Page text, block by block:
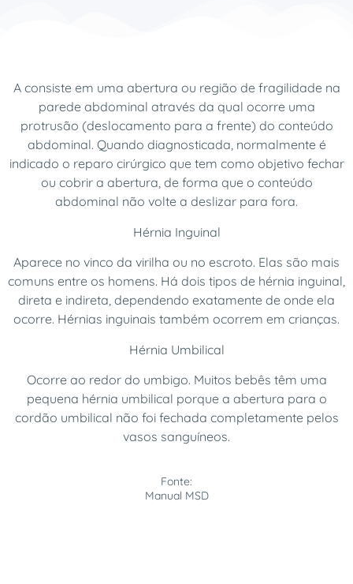
A consiste em uma abertura ou região de fragilidade na
parede abdominal através da qual ocorre uma
protrusão (deslocamento para a frente) do conteúdo
abdominal. Quando diagnosticada, normalmente é
indicado o reparo cirúrgico que tem como objetivo fechar
ou cobrir a abertura, de forma que o conteúdo
abdominal não volte a deslizar para fora.
Hérnia Inguinal
Aparece no vinco da virilha ou no escroto. Elas são mais
comuns entre os homens. Há dois tipos de hérnia inguinal,
direta e indireta, dependendo exatamente de onde ela
ocorre. Hérnias inguinais também ocorrem em crianças.
Hérnia Umbilical
Ocorre ao redor do umbigo. Muitos bebês têm uma
pequena hérnia umbilical porque a abertura para o
cordão umbilical não foi fechada completamente pelos
vasos sanguíneos.
Fonte:
Manual MSD